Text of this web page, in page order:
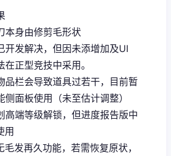
本身由修剪毛形状
开发解决，但因未添增加及UI
正型竞技中采用。
品栏会导致道具过若干，目前暂
侧面板使用（未至估计调整）
高端等级解锁，但进度报告版中
用
毛发再久功能，若需恢复原状，